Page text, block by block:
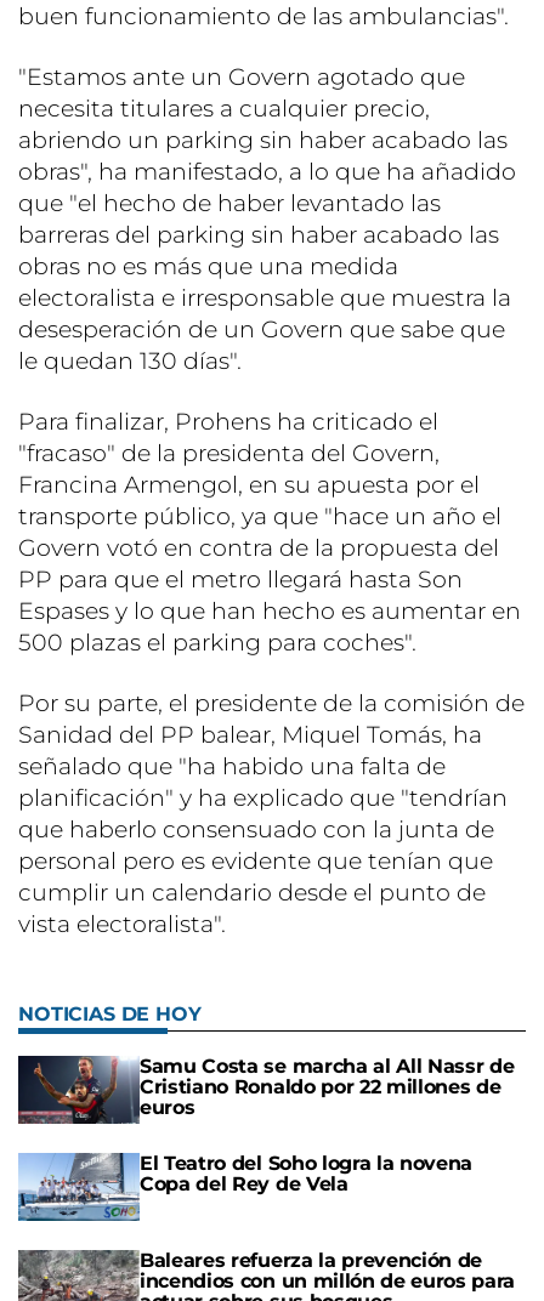
buen funcionamiento de las ambulancias".
"Estamos ante un Govern agotado que
necesita titulares a cualquier precio,
abriendo un parking sin haber acabado las
obras", ha manifestado, a lo que ha añadido
que "el hecho de haber levantado las
barreras del parking sin haber acabado las
obras no es más que una medida
electoralista e irresponsable que muestra la
desesperación de un Govern que sabe que
le quedan 130 días".
Para finalizar, Prohens ha criticado el
"fracaso" de la presidenta del Govern,
Francina Armengol, en su apuesta por el
transporte público, ya que "hace un año el
Govern votó en contra de la propuesta del
PP para que el metro llegará hasta Son
Espases y lo que han hecho es aumentar en
500 plazas el parking para coches".
Por su parte, el presidente de la comisión de
Sanidad del PP balear, Miquel Tomás, ha
señalado que "ha habido una falta de
planificación" y ha explicado que "tendrían
que haberlo consensuado con la junta de
personal pero es evidente que tenían que
cumplir un calendario desde el punto de
vista electoralista".
NOTICIAS DE HOY
Samu Costa se marcha al All Nassr de
Cristiano Ronaldo por 22 millones de
euros
El Teatro del Soho logra la novena
Copa del Rey de Vela
Baleares refuerza la prevención de
incendios con un millón de euros para